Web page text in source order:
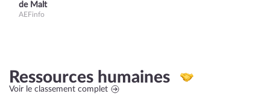
de Malt
AEFinfo
Ressources humaines
Voir le classement complet